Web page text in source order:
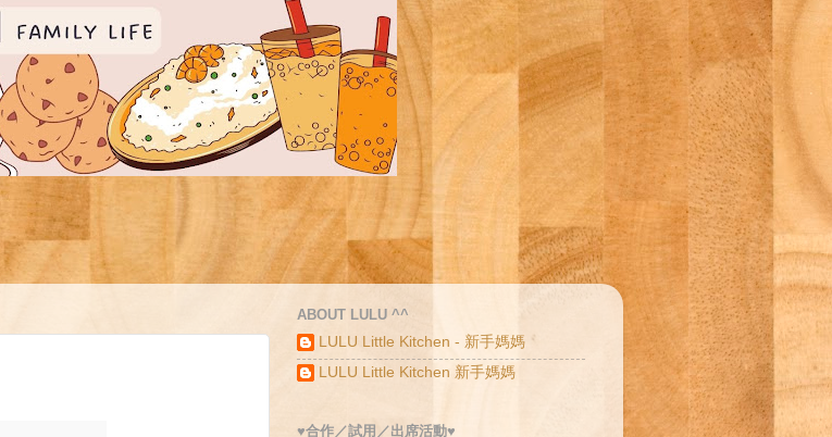
ABOUT LULU ^^
LULU Little Kitchen - 新手媽媽
LULU Little Kitchen 新手媽媽
♥合作／試用／出席活動♥